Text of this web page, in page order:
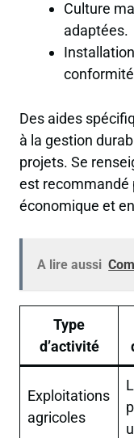
Culture
adaptées.
Des aides
à la gestion
projets. Se
est recommandé
économique et
A lire aussi
Type
d’activité
Exploitations
agricoles